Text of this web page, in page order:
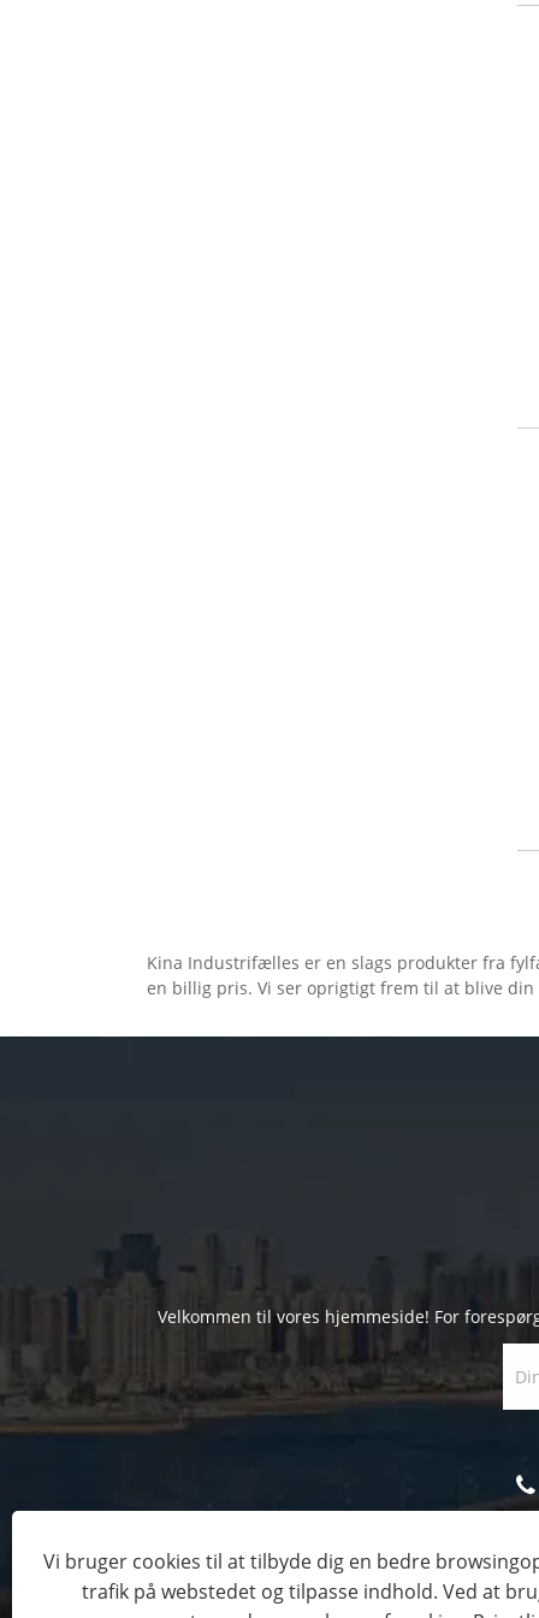
Kina Industrifælles er en slags produkter fra
en billig pris. Vi ser oprigtigt frem til at blive
Velkommen til vores hjemmeside! For
Copyright © 2023 Tianjin FYL
Vi bruger cookies til at tilbyde dig en bedre
trafik på webstedet og tilpasse indhold. Ved at